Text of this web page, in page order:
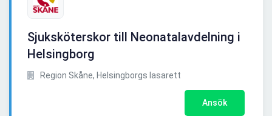
Sjuksköterskor till Neonatalavdelning i
Helsingborg
Region Skåne, Helsingborgs lasarett
Ansök